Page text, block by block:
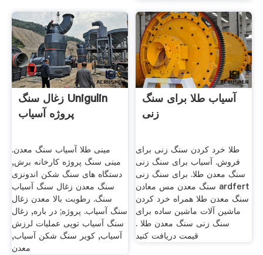
زغال سنگ Unigulin
پروژه آسیاب
مینی طلا آسیاب سنگ معدن.
مینی سنگ پروژه کارخانه برش,
دستگاه های سنگ شکن اندونزی
سنگ معدن زغال سنگ آسیاب
سنگ. رطوبت بالا معدن زغال
سنگ آسیاب. پروژه; در باره, زغال
سنگ آسیاب توپی عملیات لرزش
آسیاب, کویر سنگ شکن آسیاب,
معدن
آسیاب طلا برای سنگ
زنی
طلا خرد کردن سنگ زنی برای
فروش. آسیاب برای سنگ زنی
سنگ معدن طلا. برای سنگ زنی
سنگ معدن مس معادن ardfert
سنگ معدن طلا همراه خرد کردن
ماشین آلات ماشین ساده برای
سنگ زنی سنگ معدن طلا .
قیمت دریافت کنید